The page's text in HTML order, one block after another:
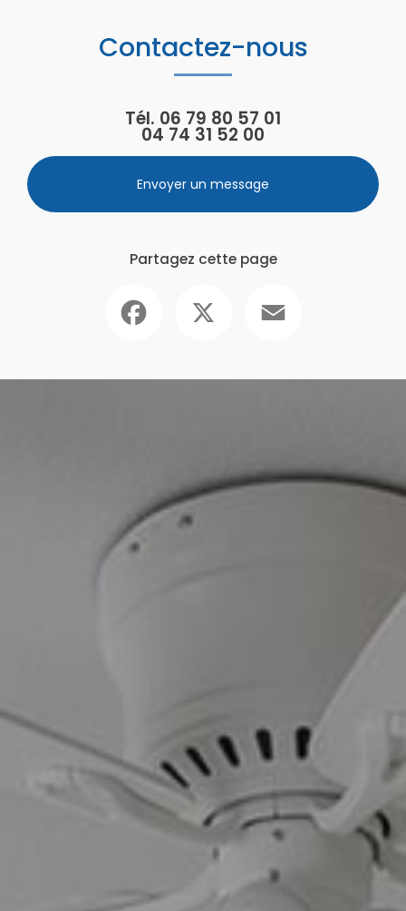
Contactez-nous
Tél. 06 79 80 57 01
04 74 31 52 00
Envoyer un message
Partagez cette page